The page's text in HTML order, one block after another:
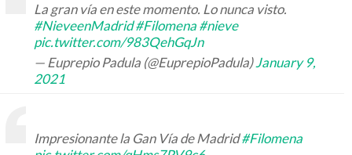
La gran vía en este momento. Lo nunca visto.
#NieveenMadrid #Filomena #nieve
pic.twitter.com/983QehGqJn
— Euprepio Padula (@EuprepioPadula) January 9,
2021
Impresionante la Gan Vía de Madrid#Filomena